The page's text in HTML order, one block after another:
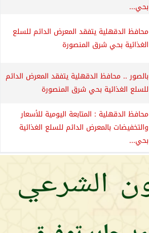
بحي...
محافظ الدقهلية يتفقد المعرض الدائم للسلع
الغذائية بحي شرق المنصورة
بالصور .. محافظ الدقهلية يتفقد المعرض الدائم
للسلع الغذائية بحي شرق المنصورة
محافظ الدقهلية : المتابعة اليومية للأسعار
والتخفيضات بالمعرض الدائم للسلع الغذائية
بحي...